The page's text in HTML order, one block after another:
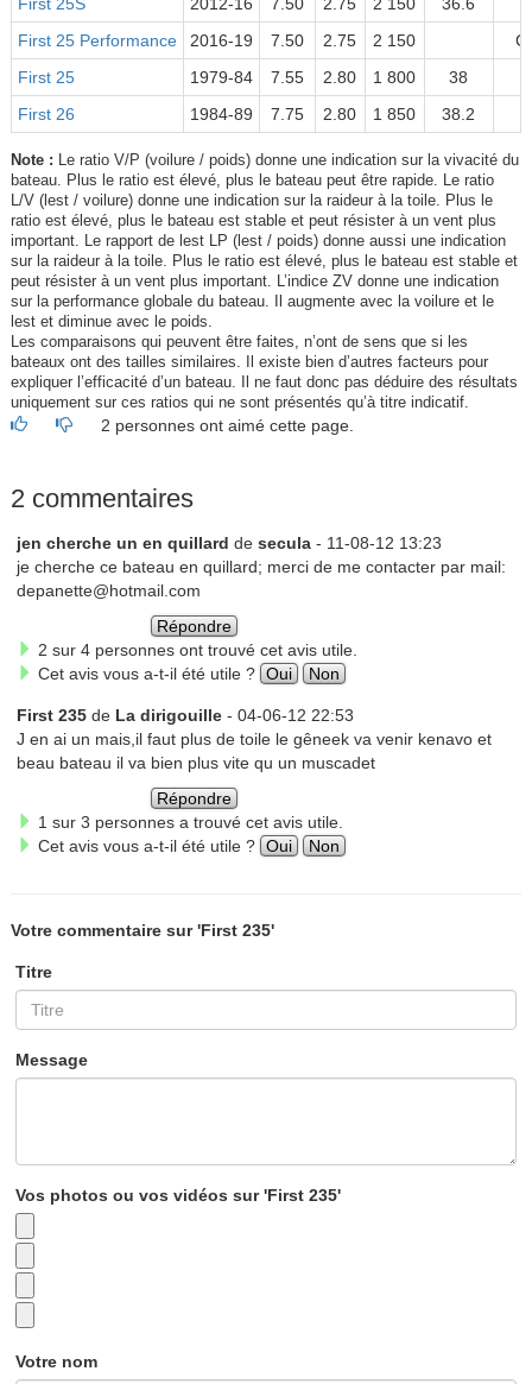
First 25 Performance
2016-19 7.50 2.75 2 150
First 25
1979-84 7.55 2.80 1 800
38
First 26
1984-89 7.75 2.80 1 850 38.2
Note : Le ratio V/P (voilure / poids) donne une indication sur la vivacité du
bateau. Plus le ratio est élevé, plus le bateau peut être rapide. Le ratio
L/V (lest / voilure) donne une indication sur la raideur à la toile. Plus le
ratio est élevé, plus le bateau est stable et peut résister à un vent plus
important. Le rapport de lest LP (lest / poids) donne aussi une indication
sur la raideur à la toile. Plus le ratio est élevé, plus le bateau est stable et
peut résister à un vent plus important. L’indice ZV donne une indication
sur la performance globale du bateau. Il augmente avec la voilure et le
lest et diminue avec le poids.
Les comparaisons qui peuvent être faites, n’ont de sens que si les
bateaux ont des tailles similaires. Il existe bien d’autres facteurs pour
expliquer l’efficacité d’un bateau. Il ne faut donc pas déduire des résultats
uniquement sur ces ratios qui ne sont présentés qu’à titre indicatif.
2 personnes ont aimé cette page.
2 commentaires
jen cherche un en quillard de secula- 11-08-12 13:23
je cherche ce bateau en quillard; merci de me contacter par mail:
depanette@hotmail.com
Répondre
2 sur 4 personnes ont trouvé cet avis utile.
Cet avis vous a-t-il été utile ? Oui Non
First 235de La dirigouille- 04-06-12 22:53
J en ai un mais,il faut plus de toile le gêneek va venir kenavo et
beau bateau il va bien plus vite qu un muscadet
Répondre
1 sur 3 personnes a trouvé cet avis utile.
Cet avis vous a-t-il été utile ? Oui Non
Votre commentaire sur 'First 235'
Titre
Message
Vos photos ou vos vidéos sur 'First 235'
Votre nom